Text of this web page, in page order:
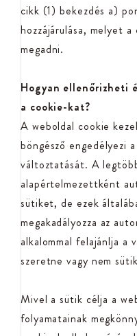
cikk (1) bekezdés a)
hozzájárulása, melyet
megadni.
Hogyan ellenőrizheti
a cookie-kat?
A weboldal cookie
böngésző engedélyezi
változtatását. A
alapértelmezettként
sütiket, de ezek
megakadályozza az
alkalommal felajánlja a
szeretne vagy nem
Mivel a sütik célja a
folyamatainak